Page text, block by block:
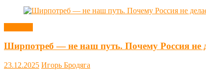
Ширпотреб — не наш путь. Почему Россия не
23.12.2025 Игорь Бродяга